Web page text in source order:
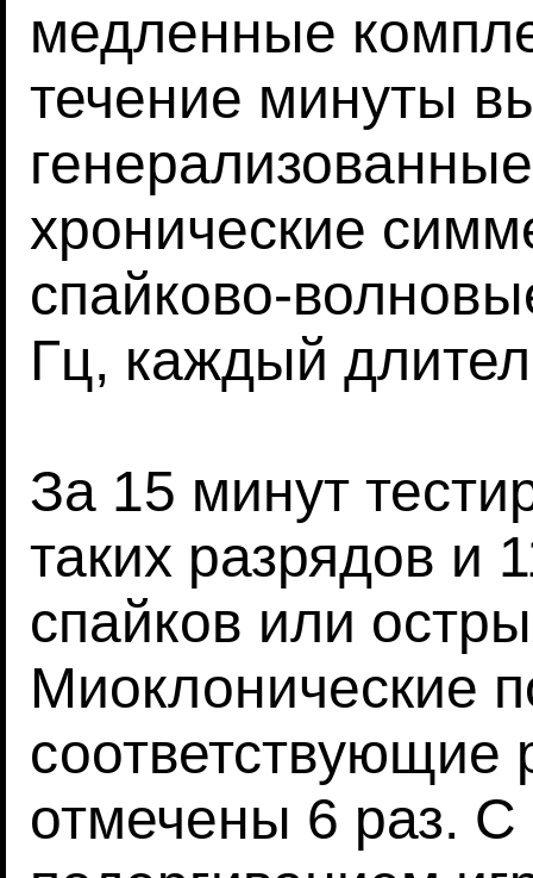
медленные
течение минуты
хронические
спайково-
Гц, каждый
За 15 минут
таких разрядов и
спайков или
Миоклонические
отмечены 6 раз.